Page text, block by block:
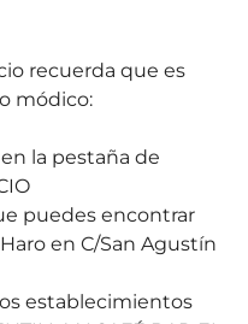
recuerda que es
módico:
la pestaña de
puedes encontrar
en C/San Agustín
establecimientos